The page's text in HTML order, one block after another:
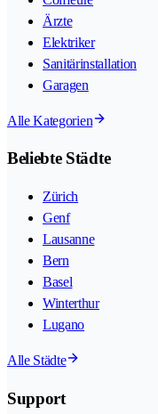
Ärzte
Elektriker
Sanitärinstallation
Garagen
Alle Kategorien
Beliebte Städte
Zürich
Genf
Lausanne
Bern
Basel
Winterthur
Lugano
Alle Städte
Support